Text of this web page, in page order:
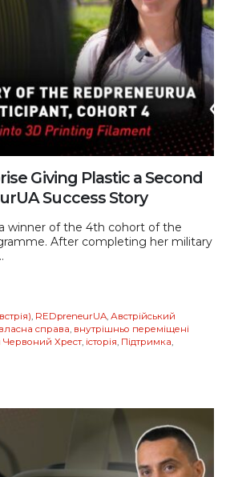
Giving Plastic a Second
Success Story
winner of the 4th cohort of the
After completing her military
, REDpreneurUA, Австрійський
власна справа, внутрішньо переміщені
Червоний Хрест, історія, Підтримка,